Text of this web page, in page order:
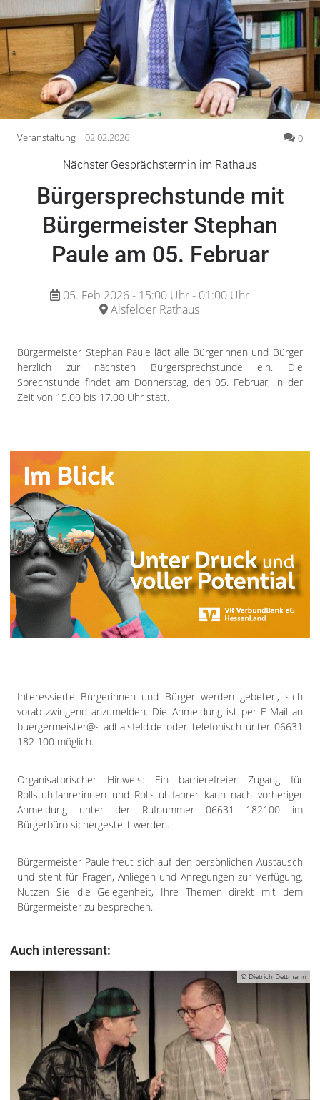
Gesundheit
Kultur
Lifestyle
Wirtschaft
Vogelsberg
Alsfeld
Romrod
Homberg
Ohm
Schotten
Antrifttal
Gemünden
Grebenau
Grebenhain
Lautertal
Mücke
Schwalmtal
Ulrichstein
Wartenberg
Schwalm
Fulda
Gießen
Impressum
Veranstaltung 02.02.2026 0
Nächster Gesprächstermin im Rathaus
Bürgersprechstunde mit
Bürgermeister Stephan
Paule am 05. Februar
05. Feb 2026 - 15:00 Uhr - 01:00 Uhr
Alsfelder Rathaus
Bürgermeister Stephan Paule lädt alle Bürgerinnen und Bürger
herzlich zur nächsten Bürgersprechstunde ein. Die
Sprechstunde findet am Donnerstag, den 05. Februar, in der
Zeit von 15.00 bis 17.00 Uhr statt.
Interessierte Bürgerinnen und Bürger werden gebeten, sich
vorab zwingend anzumelden. Die Anmeldung ist per E-Mail an
buergermeister@stadt.alsfeld.de oder telefonisch unter 06631
182 100 möglich.
Organisatorischer Hinweis: Ein barrierefreier Zugang für
Rollstuhlfahrerinnen und Rollstuhlfahrer kann nach vorheriger
Anmeldung unter der Rufnummer 06631 182100 im
Bürgerbüro sichergestellt werden.
Bürgermeister Paule freut sich auf den persönlichen Austausch
und steht für Fragen, Anliegen und Anregungen zur Verfügung.
Nutzen Sie die Gelegenheit, Ihre Themen direkt mit dem
Bürgermeister zu besprechen.
Auch interessant:
© Dietrich Dettmann